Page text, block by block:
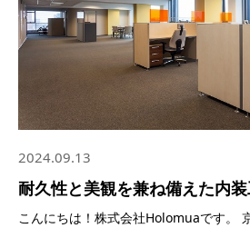
2024.09.13
耐久性と美観を兼ね備えた内
こんにちは！株式会社Holomuaです。